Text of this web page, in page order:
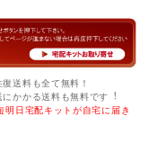
送料も全て無料！
かかる送料も無料です︕
日宅配キットが自宅に届き